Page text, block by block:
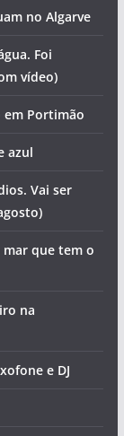
no Algarve
Foi
vídeo)
Portimão
azul
Vai ser
que tem o
na
e DJ